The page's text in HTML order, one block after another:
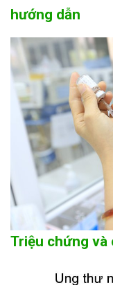
hướng dẫn
Triệu chứng